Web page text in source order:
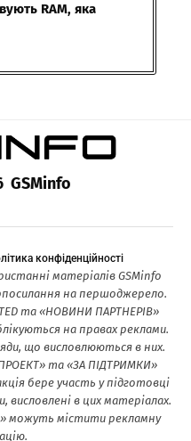
RAM, яка
GSMinfo
конфіденційності
матеріалів GSMinfo
на першоджерело.
та «НОВИНИ ПАРТНЕРІВ»
на правах реклами.
що висловлюються в них.
та «ЗА ПІДТРИМКИ»
бере участь у підготовці
в цих матеріалах.
можуть містити рекламну